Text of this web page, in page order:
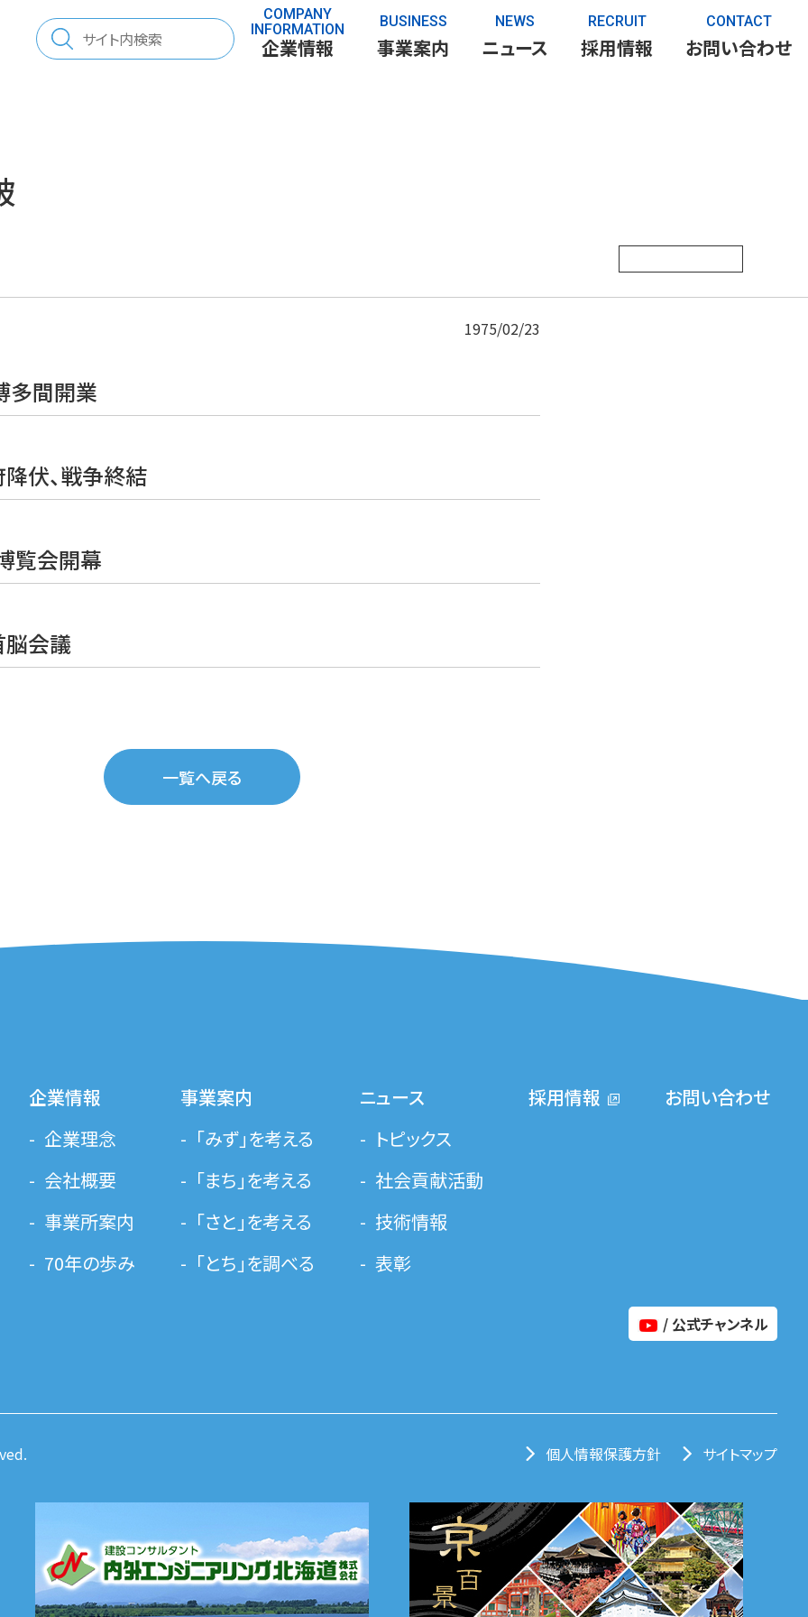
検
索:
COMPANY
INFORMATION
企業情報
BUSINESS
事業案内
NEWS
ニュース
RECRUIT
採用情報
CONTACT
お問い合わせ
1975/02/23
多間開業
伏、戦争終結
覧会開幕
会議
一覧へ戻る
企業情報
企業理念
会社概要
事業所案内
70年の歩み
事業案内
「みず」を考える
「まち」を考える
「さと」を考える
「とち」を調べる
ニュース
トピックス
社会貢献活動
技術情報
表彰
採用情報 お問い合わせ
/ 公式チャンネル
個人情報保護方針 サイトマップ